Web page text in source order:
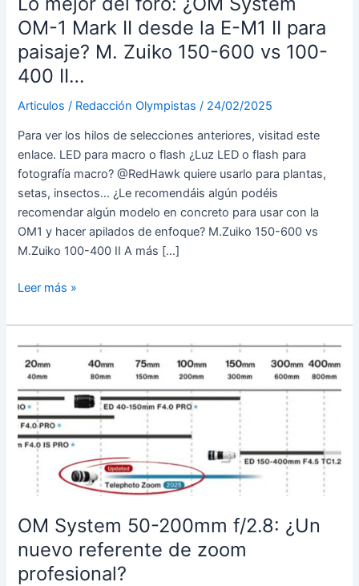
OM-1 Mark II desde la E-M1 II para
paisaje? M. Zuiko 150-600 vs 100-
400 II…
Articulos / Redacción Olympistas/ 24/02/2025
Para ver los hilos de selecciones anteriores, visitad este
enlace. LED para macro o flash ¿Luz LED o flash para
fotografía macro? @RedHawk quiere usarlo para plantas,
setas, insectos… ¿Le recomendáis algún podéis
recomendar algún modelo en concreto para usar con la
OM1 y hacer apilados de enfoque? M.Zuiko 150-600 vs
M.Zuiko 100-400 II A más […]
Lo
del
foro:
¿OM
System
OM-
1
Mark
desde
E-
M1
II
para
Leer más »
OM System 50-200mm f/2.8: ¿Un
nuevo referente de zoom
profesional?